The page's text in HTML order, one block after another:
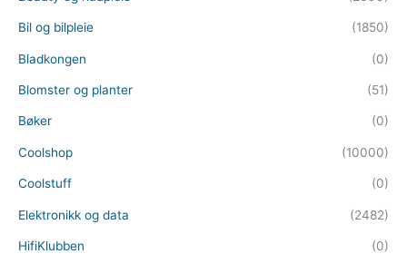
Bil og bilpleie (1850)
Bladkongen (0)
Blomster og planter (51)
Bøker (0)
Coolshop (10000)
Coolstuff (0)
Elektronikk og data (2482)
HifiKlubben (0)